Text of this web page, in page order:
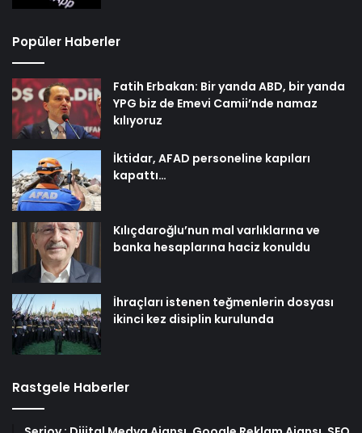
Popüler Haberler
Fatih Erbakan: Bir yanda ABD, bir yanda
YPG biz de Emevi Camii’nde namaz
kılıyoruz
İktidar, AFAD personeline kapıları
kapattı…
Kılıçdaroğlu’nun mal varlıklarına ve
banka hesaplarına haciz konuldu
İhraçları istenen teğmenlerin dosyası
ikinci kez disiplin kurulunda
Rastgele Haberler